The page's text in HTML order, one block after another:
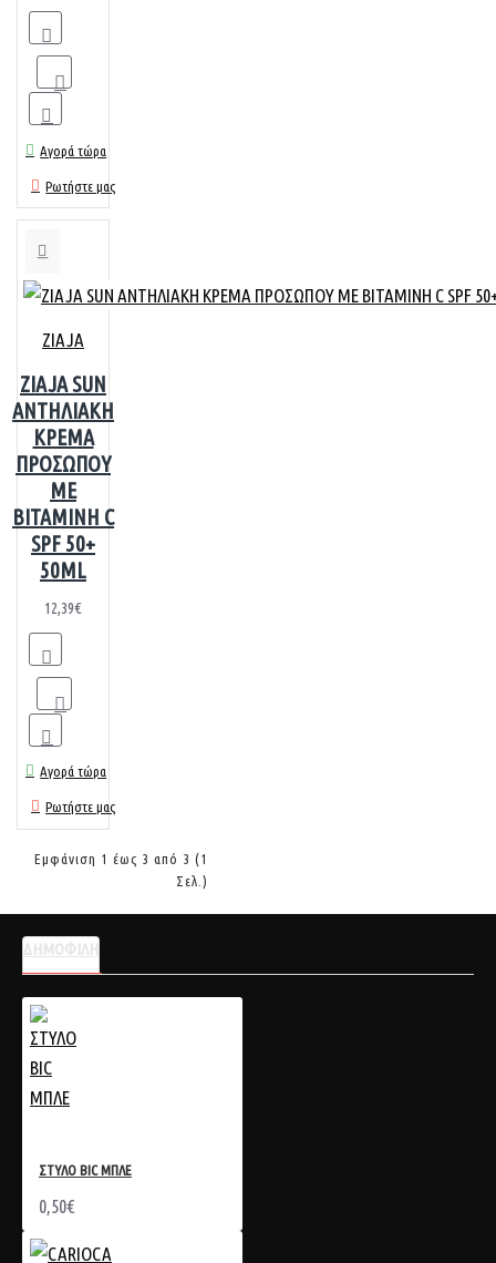
Αγορά τώρα
Ρωτήστε μας
ZIAJA
ZIAJA SUN
ΑΝΤΗΛΙΑΚΗ
ΚΡΕΜΑ
ΠΡΟΣΩΠΟΥ
ΜΕ
ΒΙΤΑΜΙΝΗ C
SPF 50+
50ML
12,39€
Αγορά τώρα
Ρωτήστε μας
Εμφάνιση 1 έως 3 από 3 (1
Σελ.)
ΔΗΜΟΦΙΛΗ
ΣΤΥΛΟ BIC ΜΠΛΕ
0,50€